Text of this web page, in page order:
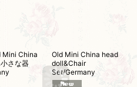
Mini China
さな器
Old Mini China head
doll&Chair
Set/Germany